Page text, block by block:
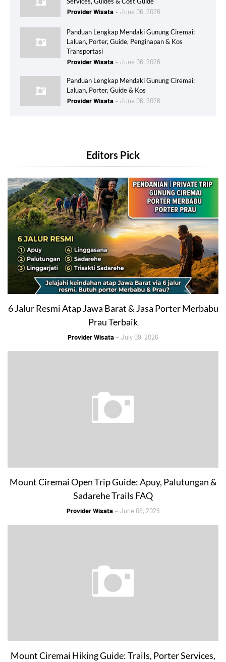
Provider Wisata
June 06, 2026
Panduan Lengkap Mendaki Gunung Ciremai:
Laluan, Porter, Guide, Penginapan & Kos
Transportasi
Provider Wisata
June 06, 2026
Panduan Lengkap Mendaki Gunung Ciremai:
Laluan, Porter, Guide & Kos
Provider Wisata
June 06, 2026
Editors Pick
6 Jalur Resmi Atap Jawa Barat & Jasa Porter Merbabu
Prau Terbaik
Provider Wisata July 09, 2026
Mount Ciremai Open Trip Guide: Apuy, Palutungan &
Sadarehe Trails FAQ
Provider Wisata June 06, 2026
Mount Ciremai Hiking Guide: Trails, Porter Services,